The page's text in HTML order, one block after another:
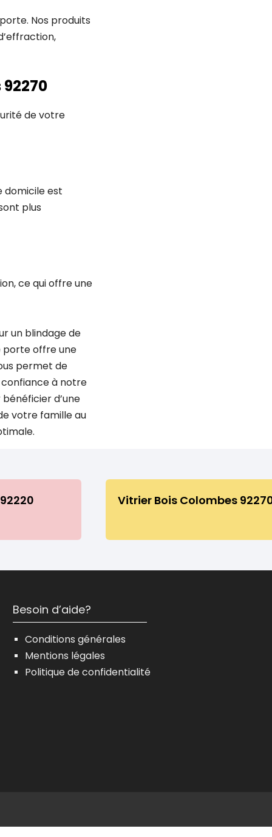
Nos produits
de votre
domicile est
plus
ce qui offre une
un blindage de
porte offre une
permet de
à notre
d’une
votre famille au
Vitrier Bois Colombes
Besoin d’aide?
Conditions générales
Mentions légales
Politique de confidentialité